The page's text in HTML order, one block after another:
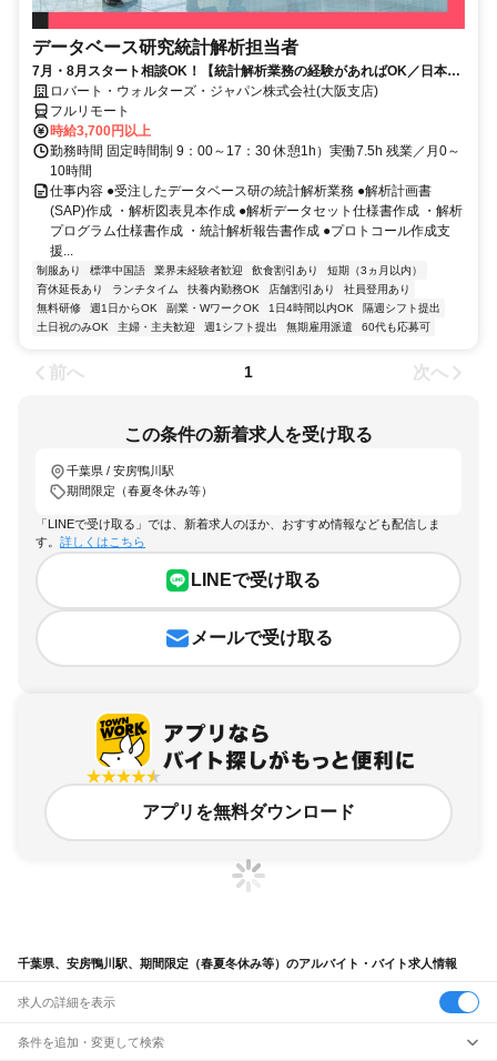
データベース研究統計解析担当者
7月・8月スタート相談OK！【統計解析業務の経験があればOK／日本全
国どこでもOK／完全在宅／時給３７００円／正社員登用可能性あり】統
計解析
ロバート・ウォルターズ・ジャパン株式会社(大阪支店)
フルリモート
時給3,700円以上
勤務時間 固定時間制 9：00～17：30 休憩1h）実働7.5h 残業／月0～
10時間
仕事内容 ●受注したデータベース研の統計解析業務 ●解析計画書
(SAP)作成 ・解析図表見本作成 ●解析データセット仕様書作成 ・解析
プログラム仕様書作成 ・統計解析報告書作成 ●プロトコール作成支
援...
制服あり 標準中国語 業界未経験者歓迎 飲食割引あり
短期（3ヵ月以内）
育休延長あり
ランチタイム 扶養内勤務OK 店舗割引あり
社員登用あり
無料研修
週1日からOK 副業・WワークOK 1日4時間以内OK
隔週シフト提出
土日祝のみOK
主婦・主夫歓迎 週1シフト提出 無期雇用派遣 60代も応募可
前へ 1 次へ
この条件の新着求人を受け取る
千葉県 / 安房鴨川駅
期間限定（春夏冬休み等）
「LINEで受け取る」では、新着求人のほか、おすすめ情報なども配信しま
す。 詳しくはこちら
LINEで受け取る
メールで受け取る
アプリを無料ダウンロード
千葉県、安房鴨川駅、期間限定（春夏冬休み等）のアルバイト・バイト求人情報
求人の詳細を表示
条件を追加・変更して検索